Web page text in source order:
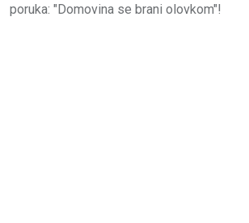
poruka: "Domovina se brani olovkom"!